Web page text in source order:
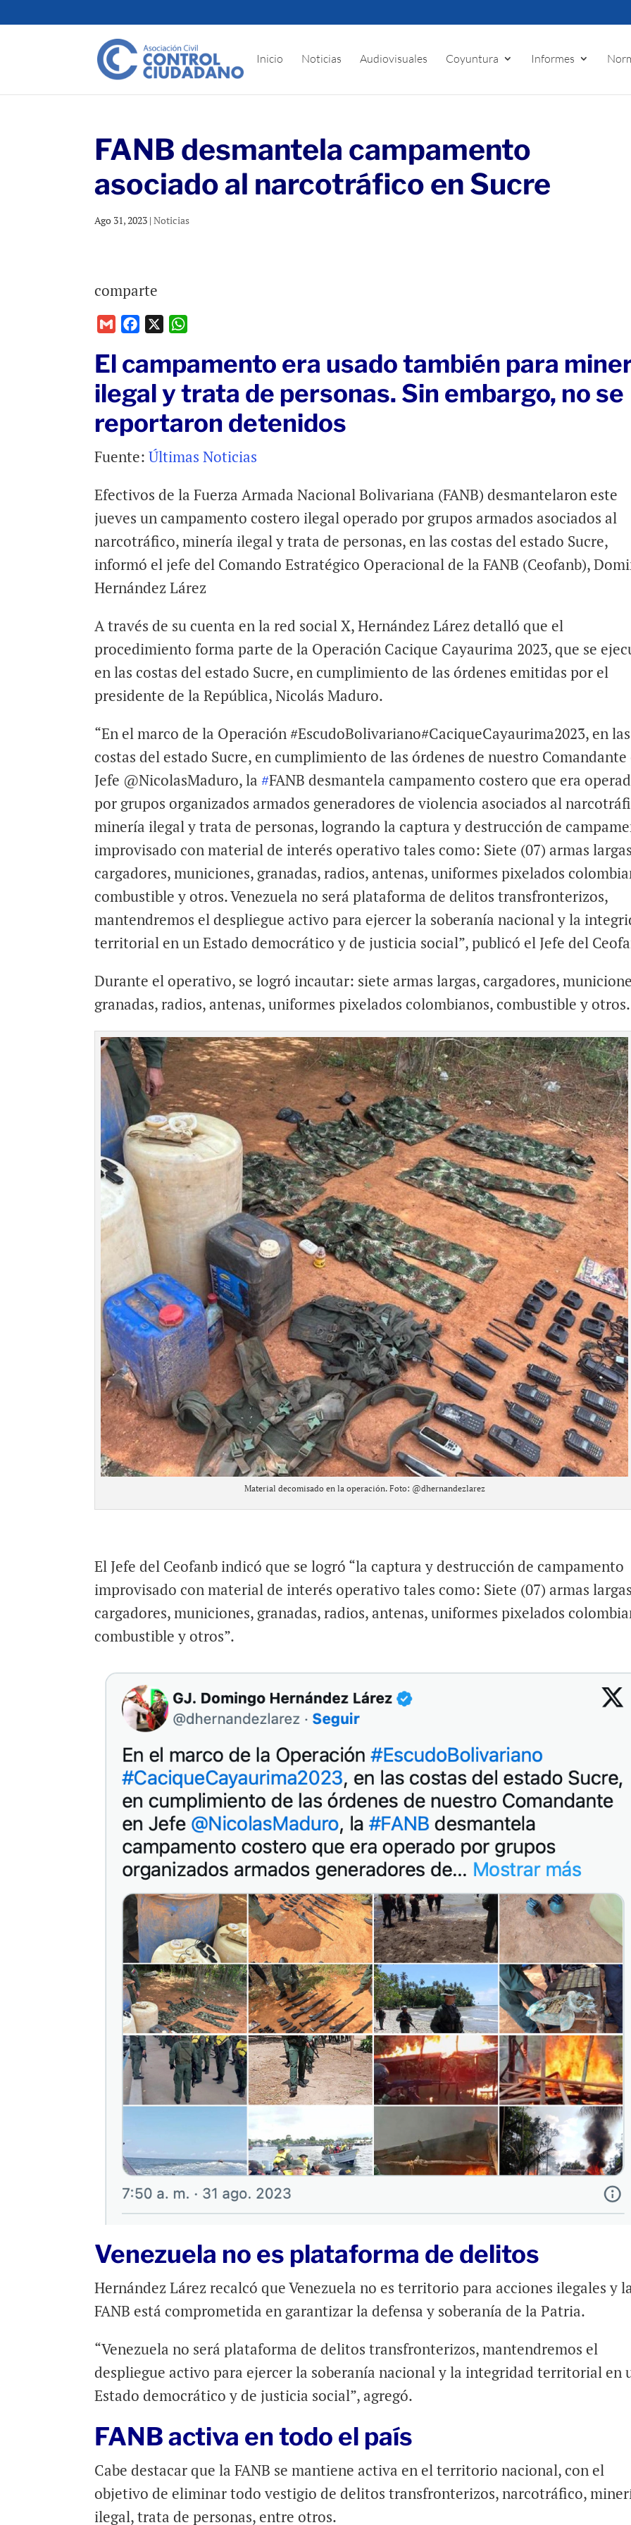
Inicio Noticias Audiovisuales Coyuntura Informes
FANB desmantela campamento
asociado al narcotráfico en Sucre
Ago 31, 2023 |Noticias
comparte
G
l
c
b
o
o
k
a
s
A
p
p
El campamento era usado también para
ilegal y trata de personas. Sin embargo, no se
reportaron detenidos
Fuente:Últimas Noticias
Efectivos de la Fuerza Armada Nacional Bolivariana (FANB) desmantelaron este
jueves un campamento costero ilegal operado por grupos armados asociados al
narcotráfico, minería ilegal y trata de personas, en las costas del estado Sucre,
informó el jefe del Comando Estratégico Operacional de la FANB (Ceofanb),
Hernández Lárez
A través de su cuenta en la red social X, Hernández Lárez detalló que el
procedimiento forma parte de la Operación Cacique Cayaurima 2023, que se
en las costas del estado Sucre, en cumplimiento de las órdenes emitidas por el
presidente de la República, Nicolás Maduro.
“En el marco de la Operación #EscudoBolivariano#CaciqueCayaurima2023, en las
costas del estado Sucre, en cumplimiento de las órdenes de nuestro Comandante
Jefe @NicolasMaduro, la#FANB desmantela campamento costero que era
por grupos organizados armados generadores de violencia asociados al
minería ilegal y trata de personas, logrando la captura y destrucción de
improvisado con material de interés operativo tales como: Siete (07) armas
cargadores, municiones, granadas, radios, antenas, uniformes pixelados
combustible y otros. Venezuela no será plataforma de delitos transfronterizos,
mantendremos el despliegue activo para ejercer la soberanía nacional y la
territorial en un Estado democrático y de justicia social”, publicó el Jefe del
Durante el operativo, se logró incautar: siete armas largas, cargadores,
granadas, radios, antenas, uniformes pixelados colombianos, combustible y otros.
Material decomisado en la operación. Foto: @dhernandezlarez
El Jefe del Ceofanb indicó que se logró “la captura y destrucción de campamento
improvisado con material de interés operativo tales como: Siete (07) armas
cargadores, municiones, granadas, radios, antenas, uniformes pixelados
combustible y otros”.
Venezuela no es plataforma de delitos
Hernández Lárez recalcó que Venezuela no es territorio para acciones ilegales y
FANB está comprometida en garantizar la defensa y soberanía de la Patria.
“Venezuela no será plataforma de delitos transfronterizos, mantendremos el
despliegue activo para ejercer la soberanía nacional y la integridad territorial en
Estado democrático y de justicia social”, agregó.
FANB activa en todo el país
Cabe destacar que la FANB se mantiene activa en el territorio nacional, con el
objetivo de eliminar todo vestigio de delitos transfronterizos, narcotráfico,
ilegal, trata de personas, entre otros.